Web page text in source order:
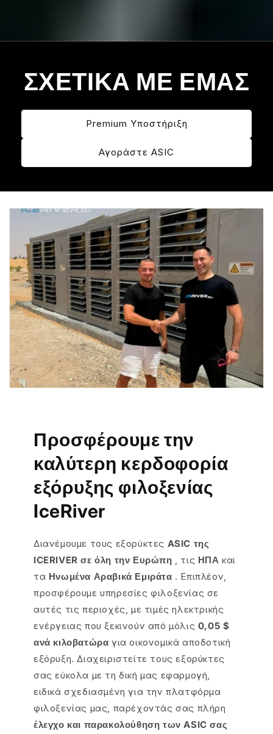
ΣΧΕΤΙΚΑ ΜΕ ΕΜΑΣ
Premium Υποστήριξη
Αγοράστε ASIC
Προσφέρουμε την
καλύτερη κερδοφορία
εξόρυξης φιλοξενίας
IceRiver
Διανέμουμε τους εξορύκτες ASIC της
ICERIVER σε όλη την Ευρώπη , τις ΗΠΑ και
τα Ηνωμένα Αραβικά Εμιράτα . Επιπλέον,
προσφέρουμε υπηρεσίες φιλοξενίας σε
αυτές τις περιοχές, με τιμές ηλεκτρικής
ενέργειας που ξεκινούν από μόλις 0,05 $
ανά κιλοβατώρα για οικονομικά αποδοτική
εξόρυξη. Διαχειριστείτε τους εξορύκτες
σας εύκολα με τη δική μας εφαρμογή,
ειδικά σχεδιασμένη για την πλατφόρμα
φιλοξενίας μας, παρέχοντάς σας πλήρη
έλεγχο και παρακολούθηση των ASIC σας